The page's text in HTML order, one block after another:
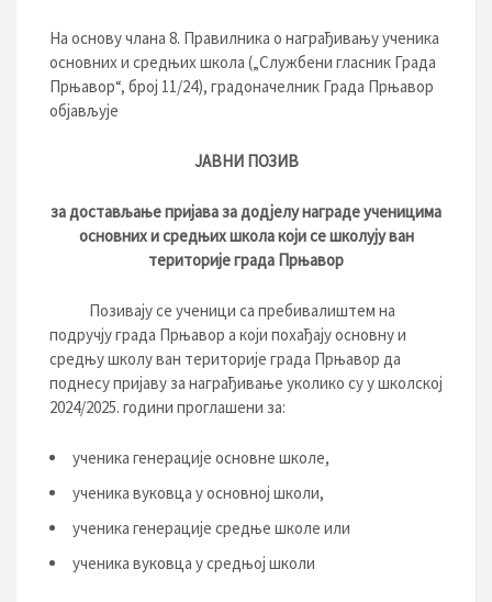
На основу члана 8. Правилника о награђивању ученика
основних и средњих школа („Службени гласник Града
Прњавор“, број 11/24), градоначелник Града Прњавор
објављује
ЈАВНИ ПОЗИВ
за достављањепријаваза додјелу наградеученицима
основних и средњих школа који се школују ван
територије града Прњавор
Позивају се ученици са пребивалиштем на
подручју града Прњавор а који похађају основну и
средњу школу ван територије града Прњавор да
поднесу пријаву за награђивање уколико су у школској
2024/2025. години проглашени за:
ученика генерације основне школе,
ученика вуковца у основној школи,
ученика генерације средње школе или
ученика вуковца у средњој школи